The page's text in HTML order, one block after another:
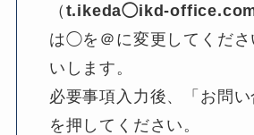
（ t.ikeda◯ikd-
は◯を＠に変更してくださ
いします。
必要事項入力後、「お問い
を押してください。